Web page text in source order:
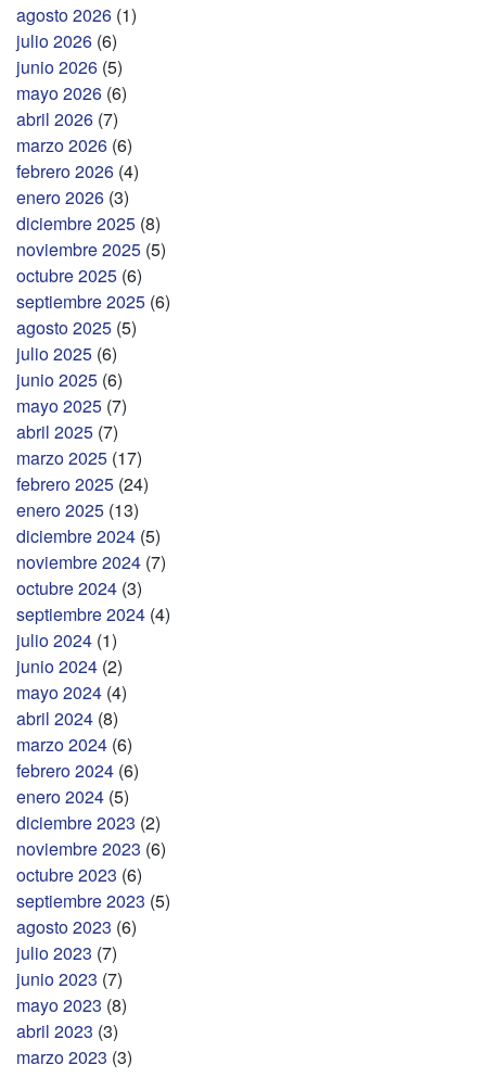
agosto 2026 (1)
julio 2026 (6)
junio 2026 (5)
mayo 2026 (6)
abril 2026 (7)
marzo 2026 (6)
febrero 2026 (4)
enero 2026 (3)
diciembre 2025 (8)
noviembre 2025 (5)
octubre 2025 (6)
septiembre 2025 (6)
agosto 2025 (5)
julio 2025 (6)
junio 2025 (6)
mayo 2025 (7)
abril 2025 (7)
marzo 2025 (17)
febrero 2025 (24)
enero 2025 (13)
diciembre 2024 (5)
noviembre 2024 (7)
octubre 2024 (3)
septiembre 2024 (4)
julio 2024 (1)
junio 2024 (2)
mayo 2024 (4)
abril 2024 (8)
marzo 2024 (6)
febrero 2024 (6)
enero 2024 (5)
diciembre 2023 (2)
noviembre 2023 (6)
octubre 2023 (6)
septiembre 2023 (5)
agosto 2023 (6)
julio 2023 (7)
junio 2023 (7)
mayo 2023 (8)
abril 2023 (3)
marzo 2023 (3)